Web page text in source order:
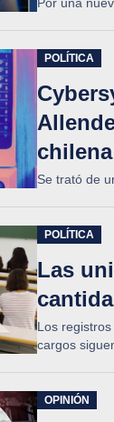
POLÍTICA
chilena
Se trató de
POLÍTICA
Las
Los
cargos
OPINIÓN